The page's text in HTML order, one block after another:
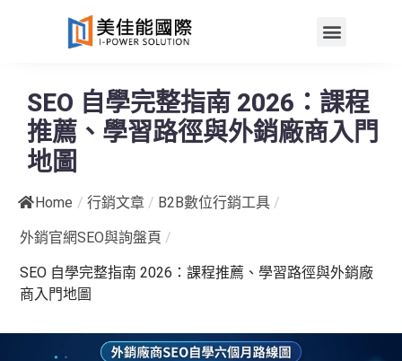
SEO 自學完整指南 2026：課程
推薦、學習路徑與外銷廠商入門
地圖
Home / 行銷文章 / B2B數位行銷工具 /
外銷官網SEO與詢盤頁 /
SEO 自學完整指南 2026：課程推薦、學習路徑與外銷廠
商入門地圖